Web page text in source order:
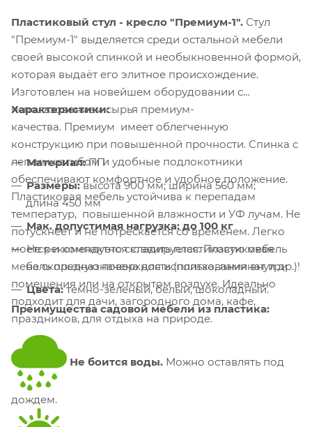
Пластиковый стул - кресло "Премиум-1". Стул
"Премиум-1" выделяется среди остальной мебели
своей высокой спинкой и необыкновенной формой,
которая выдаёт его элитное происхождение.
Изготовлен на новейшем оборудовании с
использованием сырья премиум-
качества. Премиум имеет облегченную
конструкцию при повышенной прочности. Спинка с
легким изгибом и удобные подлокотники
обеспечивают комфортное и удобное положение.
Пластиковая мебель устойчива к перепадам
температур, повышенной влажности и УФ лучам. Не
потускнеет и не потрескается со временем. Легко
моется и компактно складируется. Пластиковая
мебель предназначена для использования внутри
помещения или на открытом воздухе. Идеально
подходит для дачи, загородного дома, кафе,
праздников, для отдыха на природе.
Характеристики:
Материал:ПП
Размеры:высота 900 мм; ширина 560 мм;
длина 450 мм
Мак. допустимая нагрузка: до 100 кг
Не рекомендуется ставить пластиковую мебель
на скользкую поверхность (плитка, ламинат и др.)!
Цвета:темно-зеленый, белый, шоколадный.
Преимущества садовой мебели из пластика:
Не боится воды. Можно оставлять под
дождем.